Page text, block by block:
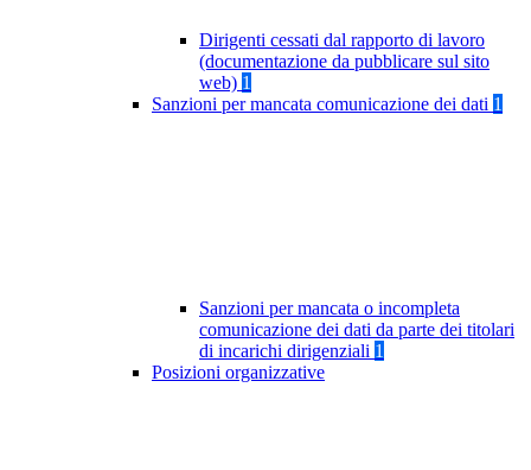
Dirigenti cessati dal rapporto di lavoro
(documentazione da pubblicare sul sito
web) 1
Sanzioni per mancata comunicazione dei dati 1
Sanzioni per mancata o incompleta
comunicazione dei dati da parte dei titolari
di incarichi dirigenziali 1
Posizioni organizzative